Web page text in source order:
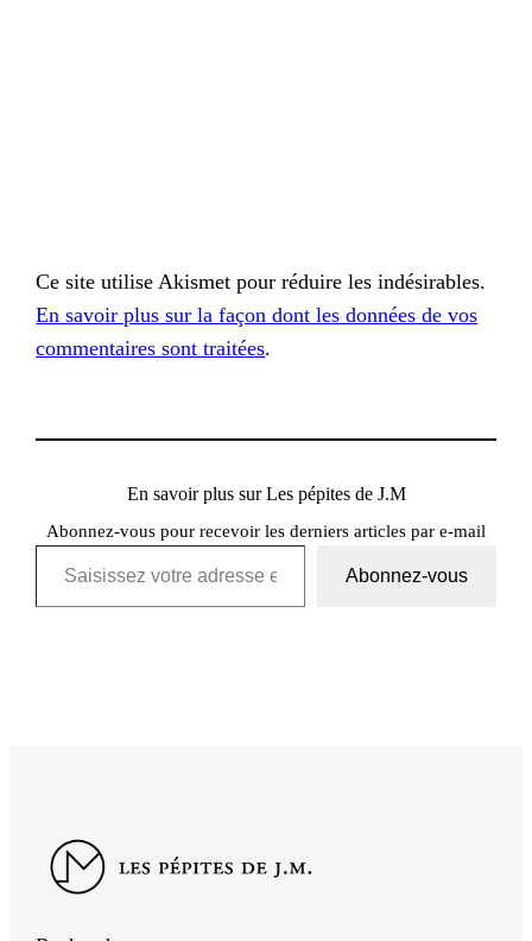
Ce site utilise Akismet pour réduire les indésirables.
En savoir plus sur la façon dont les données de vos
commentaires sont traitées.
En savoir plus sur Les pépites de J.M
Abonnez-vous pour recevoir les derniers articles par e-mail
Saisissez votre adresse e-mail…
Abonnez-vous